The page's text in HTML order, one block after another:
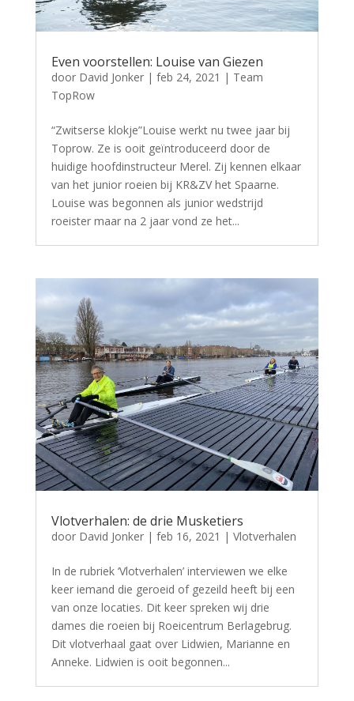
Even voorstellen: Louise van Giezen
door David Jonker| feb 24, 2021 | Team
TopRow
“Zwitserse klokje”Louise werkt nu twee jaar bij
Toprow. Ze is ooit geïntroduceerd door de
huidige hoofdinstructeur Merel. Zij kennen elkaar
van het junior roeien bij KR&ZV het Spaarne.
Louise was begonnen als junior wedstrijd
roeister maar na 2 jaar vond ze het...
Vlotverhalen: de drie Musketiers
door David Jonker| feb 16, 2021 | Vlotverhalen
In de rubriek ‘Vlotverhalen’ interviewen we elke
keer iemand die geroeid of gezeild heeft bij een
van onze locaties. Dit keer spreken wij drie
dames die roeien bij Roeicentrum Berlagebrug.
Dit vlotverhaal gaat over Lidwien, Marianne en
Anneke. Lidwien is ooit begonnen...